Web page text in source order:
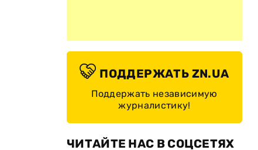
ПОДДЕРЖАТЬ ZN.UA
Поддержать независимую
журналистику!
ЧИТАЙТЕ НАС В СОЦСЕТЯХ